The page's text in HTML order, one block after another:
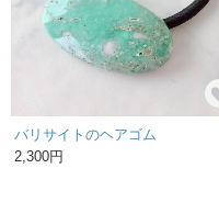
バリサイトのヘアゴム
2,300円